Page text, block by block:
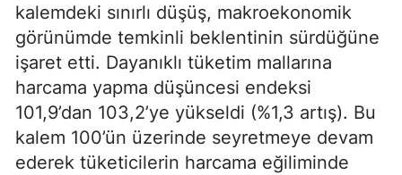
kalemdeki sınırlı düşüş, makroekonomik
görünümde temkinli beklentinin sürdüğüne
işaret etti. Dayanıklı tüketim mallarına
harcama yapma düşüncesi endeksi
101,9’dan 103,2’ye yükseldi (%1,3 artış). Bu
kalem 100’ün üzerinde seyretmeye devam
ederek tüketicilerin harcama eğiliminde